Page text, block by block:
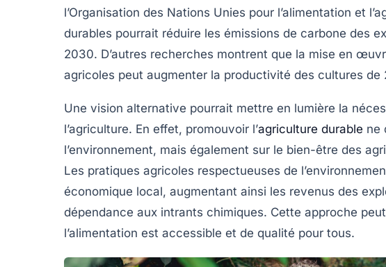
l’Organisation des Nations Unies pour l’alimentation et
durables pourrait réduire les émissions de carbone des
2030. D’autres recherches montrent que la mise en
agricoles peut augmenter la productivité des cultures de
Une vision alternative pourrait mettre en lumière la
l’agriculture. En effet, promouvoir l’agriculture durable ne
l’environnement, mais également sur le bien-être des
Les pratiques agricoles respectueuses de
économique local, augmentant ainsi les revenus des
dépendance aux intrants chimiques. Cette approche
l’alimentation est accessible et de qualité pour tous.